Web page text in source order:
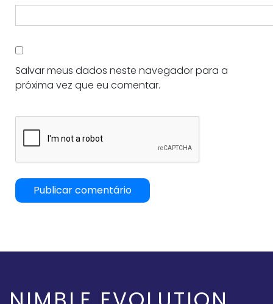
Salvar meus dados neste navegador para a
próxima vez que eu comentar.